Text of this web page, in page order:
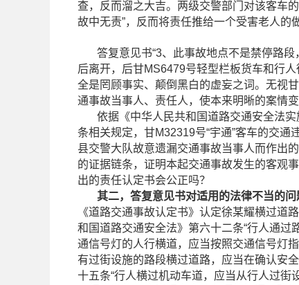
查，反而溜之大吉。两级交警部门对该客车
故中无责”，反而将责任推给一个受害老人的
答复意见书“3、此事故地点不是禁停路段
后离开，后甘MS6479号轻型栏板货车和行
全是罔顾事实、颠倒黑白的虚妄之词。无视
通事故当事人、责任人，使本来明晰的案情变
依据《中华人民共和国道路交通安全法实
条相关规定，甘M32319号“宇通”客车的交
县交警大队故意遗漏交通事故当事人而作出
的证据链条，证明本起交通事故发生的客观
出的责任认定书会公正吗？
其二，答复意见书对适用的法律不当的问
《道路交通事故认定书》认定徐某耀横过道
和国道路交通安全法》第六十二条“行人通
通信号灯的人行横道，应当按照交通信号灯
有过街设施的路段横过道路，应当在确认安
十五条“行人横过机动车道，应当从行人过